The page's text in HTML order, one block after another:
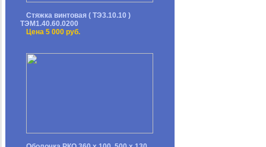
Стяжка винтовая ( ТЭ3.10.10 )
ТЭМ1.40.60.0200
Цена 5 000 руб.